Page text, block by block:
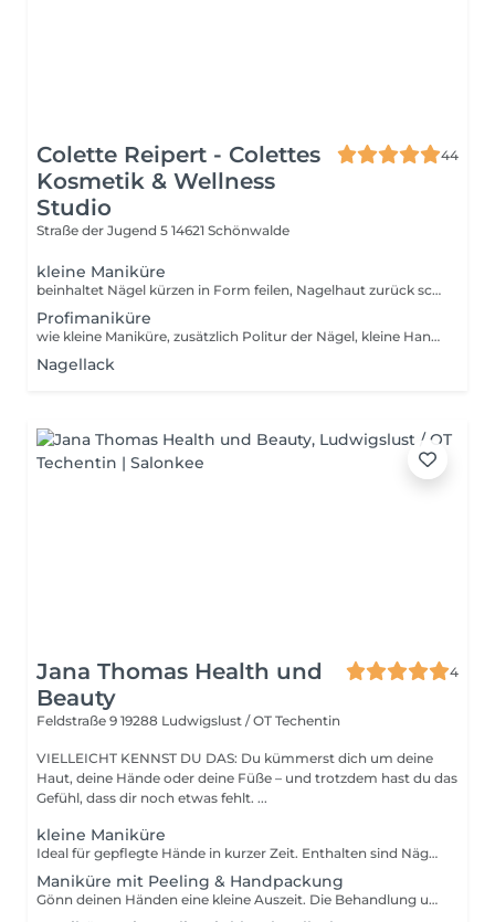
Colette Reipert - Colettes
Kosmetik & Wellness
Studio
44
Straße der Jugend 5 14621 Schönwalde
kleine Maniküre
beinhaltet Nägel kürzen in Form feilen, Nagelhaut zurück schieben, Nagelränder säubern, Nagelhaut und Handpflege
Profimaniküre
wie kleine Maniküre, zusätzlich Politur der Nägel, kleine Handmassage oder Packung / Paraffinbad
Nagellack
Jana Thomas Health und
Beauty
4
Feldstraße 9 19288 Ludwigslust / OT Techentin
VIELLEICHT KENNST DU DAS: Du kümmerst dich um deine
Haut, deine Hände oder deine Füße – und trotzdem hast du das
Gefühl, dass dir noch etwas fehlt. ...
kleine Maniküre
Ideal für gepflegte Hände in kurzer Zeit. Enthalten sind Nägel kürzen und feilen, Nagelhautpflege sowie ein pflegender Klarlack als Abschluss. Ohne Peeling und Handpackung.
Maniküre mit Peeling & Handpackung
Gönn deinen Händen eine kleine Auszeit. Die Behandlung umfasst Nägel kürzen und in Form feilen, sorgfältige Nagelhautpflege, ein sanftes Handpeeling sowie eine pflegende Handpackung. Zum Abschluss wird ein pflegender Klarlack aufgetragen für natürlich schöne und gepflegte Hände.